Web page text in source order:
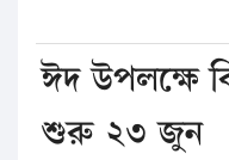
ঈদ উপলক্ষে
শুরু ২৩ জুন